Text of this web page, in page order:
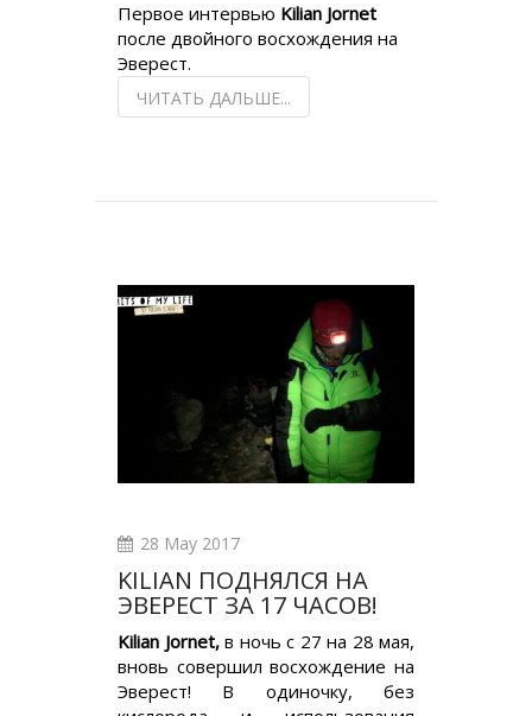
Первое интервью Kilian Jornet
после двойного восхождения на
Эверест.
ЧИТАТЬ ДАЛЬШЕ...
28 May 2017
KILIAN ПОДНЯЛСЯ НА
ЭВЕРЕСТ ЗА 17 ЧАСОВ!
Kilian Jornet,в ночь с 27 на 28 мая,
вновь совершил восхождение на
Эверест! В одиночку, без